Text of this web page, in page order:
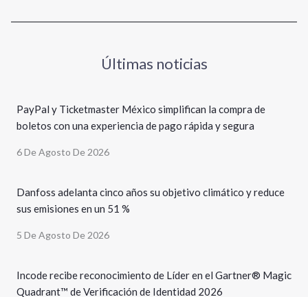
Últimas noticias
PayPal y Ticketmaster México simplifican la compra de
boletos con una experiencia de pago rápida y segura
6 De Agosto De 2026
Danfoss adelanta cinco años su objetivo climático y reduce
sus emisiones en un 51 %
5 De Agosto De 2026
Incode recibe reconocimiento de Líder en el Gartner® Magic
Quadrant™ de Verificación de Identidad 2026